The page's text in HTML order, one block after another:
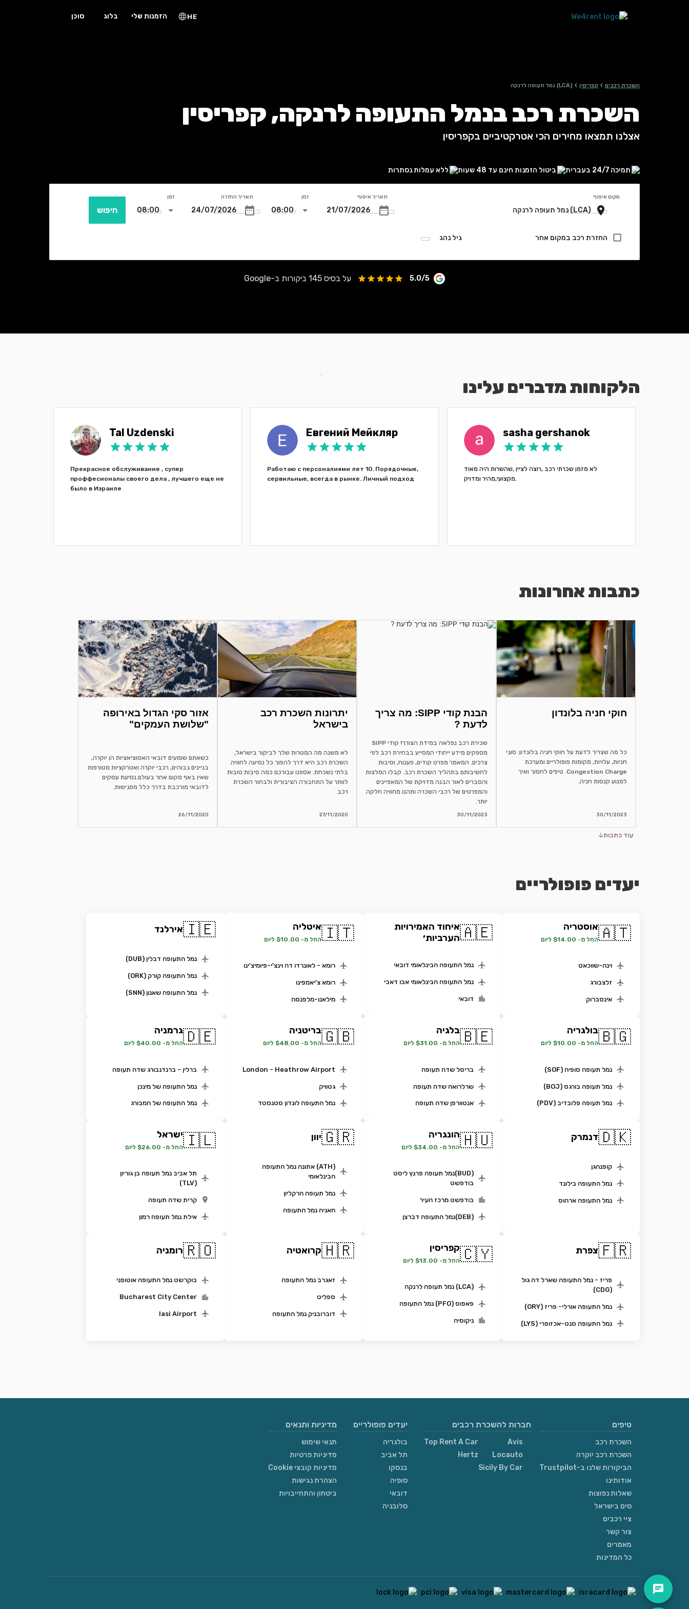
HE הזמנות שלי בלוג סוכן
השכרת רכבים › קפריסין › (LCA) נמל תעופה לרנקה
השכרת רכב בנמל התעופה לרנקה, קפריסין
אצלנו תמצאו מחירים הכי אטרקטיביים בקפריסין
תמיכה 24/7 בעברית ביטול הזמנות חינם עד 48 שעות ללא עמלות נסתרות
מקום איסוף
החזרת רכב במקום אחר גיל נהג
תאריך איסוף זמן תאריך החזרה זמן
חיפוש
5.0/5 על בסיס 145 ביקורות ב-Google
הלקוחות מדברים עלינו
Tal Uzdenski
Прекрасное обслуживание , супер
проффесионалы своего дела , лучшего еще не
было в Израиле
Евгений Мейкляр
Работаю с персоналиями лет 10. Порядочные,
сервильные, всегда в рынке. Личный подход
sasha gershanok
לא מזמן שכרתי רכב ,רוצה לציין ,שהשרות היה מאוד
מקצועי,מהיר ומדויק.
כתבות אחרונות
חוקי חניה בלונדון
כל מה שצריך לדעת על חוקי חניה בלונדון: סוגי
חניות, עלויות, מקומות פופולריים ומערכת
Congestion Charge. טיפים לחסוך ואיך
למנוע קנסות חניה.
30/11/2023
הבנת קודי SIPP: מה צריך
לדעת ?
שכירת רכב נפלאה במידת הצורך! קודי SIPP
מספקים מידע ייחודי המסייע בבחירת רכב לפי
צרכים. המאמר מפרט קודים, פענוח, וסיבות
לחשיבותם בתהליך השכרת רכב. קבלו המלצות
והסברים לאור הבנה מדויקת של המאפיינים
והמפרטים של רכבי השכרה ותהנו מחוויה חלקה
יותר.
30/11/2023
יתרונות השכרת רכב
בישראל
לא משנה מה המטרות שלך לביקור בישראל,
השכרת רכב היא דרך להפוך כל נסיעה לחוויה
בלתי נשכחת. אספנו עבורכם כמה סיבות טובות
לוותר על התחבורה הציבורית ולבחור השכרת
רכב
27/11/2020
אזור סקי הגדול באירופה
"שלושת העמקים"
כשאתם שומעים דובאי האסוציאציות הן יוקרה,
בניינים גבוהים, רכבי יוקרה ואטרקציות מטורפות
שאין באף מקום אחר בעולם.נסיעת עסקים
לדובאי מורכבת בדרך כלל מפגישות.
26/11/2020
עוד כתבות
יעדים פופולריים
🇦🇹אוסטריה
החל מ- $14.00 ליום
וינה-שווכאט
זלצבורג
אינסברוק
🇦🇪איחוד האמירויות
הערביות׳
נמל התעופה הבינלאומי דובאי
נמל התעופה הבינלאומי אבו דאבי
דובאי
🇮🇹איטליה
החל מ- $10.00 ליום
רומא - לאונרדו דה וינצ'י-פיומיצ'ינו
רומא צ'יאמפינו
מילאנו-מלפנסה
🇮🇪אירלנד
נמל התעופה דבלין (DUB)
נמל התעופה קורק (ORK)
נמל התעופה שאנון (SNN)
🇧🇬בולגריה
החל מ- $10.00 ליום
נמל תעופה סופיה (SOF)
נמל תעופה בורגס (BOJ)
נמל תעופה פלובדיב (PDV)
🇧🇪בלגיה
החל מ- $31.00 ליום
בריסל שדה תעופה
שרלרואה שדה תעופה
אנטוורפן שדה תעופה
🇬🇧בריטניה
החל מ- $48.00 ליום
London - Heathrow Airport
גטוויק
נמל התעופה לונדון סטנסטד
🇩🇪גרמניה
החל מ- $40.00 ליום
ברלין - ברנדנבורג שדה תעופה
נמל התעופה של מינכן
נמל התעופה של המבורג
🇩🇰דנמרק
קופנהגן
נמל התעופה בילונד
נמל התעופה ארהוס
🇭🇺הונגריה
החל מ- $34.00 ליום
(BUD)נמל תעופה פרנץ ליסט
בודפשט
בודפשט מרכז העיר
(DEB)נמל התעופה דברצן
🇬🇷יוון
(ATH) אתונה נמל התעופה
הבינלאומי
נמל תעופה הרקליון
חאניה נמל התעופה
🇮🇱ישראל
החל מ- $26.00 ליום
תל אביב נמל תעופה בן גוריון
(TLV)
קרית שדה תעופה
אילת נמל תעופה רמון
🇫🇷צפרת
פריז - נמל התעופה שארל דה גול
(CDG)
נמל התעופה אורלי- פריז (ORY)
נמל התעופה סנט-אכזופרי (LYS)
🇨🇾קפריסין
החל מ- $13.00 ליום
(LCA) נמל תעופה לרנקה
פאפוס (PFO) נמל התעופה
ניקוסיה
🇭🇷קרואטיה
זאגרב נמל התעופה
ספליט
דוברובניק נמל התעופה
🇷🇴רומניה
בוקרשט נמל התעופה אוטופני
Bucharest City Center
Iasi Airport
טיפים
השכרת רכב
השכרת רכב יוקרה
הביקורות שלנו ב-Trustpilot
אודותינו
שאלות נפוצות
סים בישראל
ציי רכבים
צור קשר
מאמרים
כל המדינות
חברות להשכרת רכבים
Avis
Locauto
Sicily By Car
Top Rent A Car
Hertz
יעדים פופולריים
בולגריה
תל אביב
בנסקו
סופיה
דובאי
סלובניה
מדיניות ותנאים
תנאי שימוש
מדיניות פרטיות
מדיניות קובצי Cookie
הצהרת נגישות
ביטחון והתחייבויות